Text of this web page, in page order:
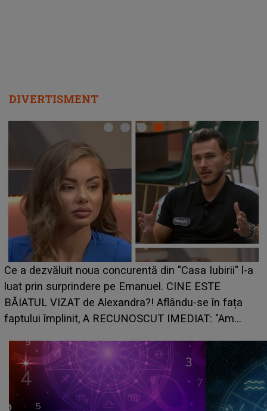
DIVERTISMENT
din "Casa Iubirii" l-a
CINE ESTE
Aflându-se în fața
IMEDIAT: "Am
HOROSCOP de weekend, 8-9
care riscă să rămână fără
grabă îi aduce pierderi
planurile peste cap